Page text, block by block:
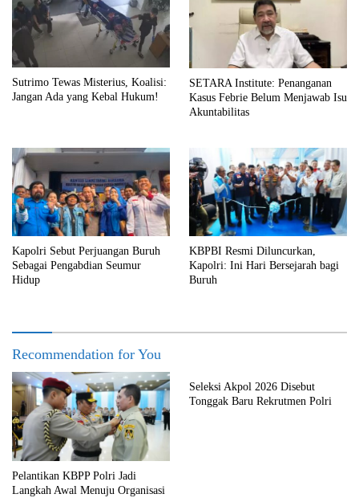
Sutrimo Tewas Misterius, Koalisi:
Jangan Ada yang Kebal Hukum!
SETARA Institute: Penanganan
Kasus Febrie Belum Menjawab Isu
Akuntabilitas
Kapolri Sebut Perjuangan Buruh
Sebagai Pengabdian Seumur
Hidup
KBPBI Resmi Diluncurkan,
Kapolri: Ini Hari Bersejarah bagi
Buruh
Recommendation for You
Pelantikan KBPP Polri Jadi
Langkah Awal Menuju Organisasi
Seleksi Akpol 2026 Disebut
Tonggak Baru Rekrutmen Polri